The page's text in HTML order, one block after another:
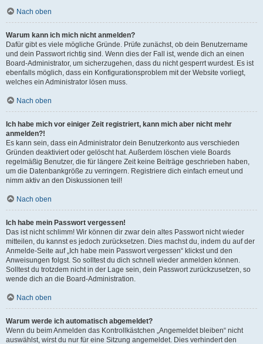
Nach oben
Warum kann ich mich nicht anmelden?
Dafür gibt es viele mögliche Gründe. Prüfe zunächst, ob dein Benutzername
und dein Passwort richtig sind. Wenn dies der Fall ist, wende dich an einen
Board-Administrator, um sicherzugehen, dass du nicht gesperrt wurdest. Es ist
ebenfalls möglich, dass ein Konfigurationsproblem mit der Website vorliegt,
welches ein Administrator lösen muss.
Nach oben
Ich habe mich vor einiger Zeit registriert, kann mich aber nicht mehr
anmelden?!
Es kann sein, dass ein Administrator dein Benutzerkonto aus verschieden
Gründen deaktiviert oder gelöscht hat. Außerdem löschen viele Boards
regelmäßig Benutzer, die für längere Zeit keine Beiträge geschrieben haben,
um die Datenbankgröße zu verringern. Registriere dich einfach erneut und
nimm aktiv an den Diskussionen teil!
Nach oben
Ich habe mein Passwort vergessen!
Das ist nicht schlimm! Wir können dir zwar dein altes Passwort nicht wieder
mitteilen, du kannst es jedoch zurücksetzen. Dies machst du, indem du auf der
Anmelde-Seite auf „Ich habe mein Passwort vergessen“ klickst und den
Anweisungen folgst. So solltest du dich schnell wieder anmelden können.
Solltest du trotzdem nicht in der Lage sein, dein Passwort zurückzusetzen, so
wende dich an die Board-Administration.
Nach oben
Warum werde ich automatisch abgemeldet?
Wenn du beim Anmelden das Kontrollkästchen „Angemeldet bleiben“ nicht
auswählst, wirst du nur für eine Sitzung angemeldet. Dies verhindert den